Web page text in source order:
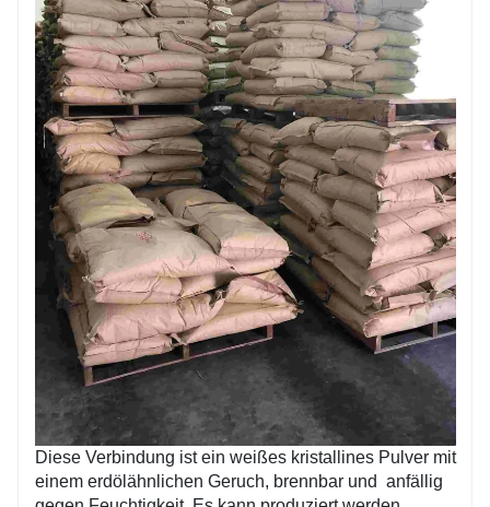
Diese Verbindung ist ein weißes kristallines Pulver mit
einem erdölähnlichen Geruch, brennbar und anfällig